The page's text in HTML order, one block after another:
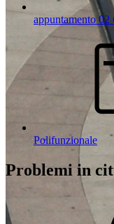
appuntamento 02
Polifunzionale
Problemi in